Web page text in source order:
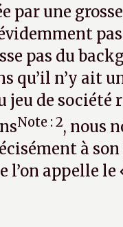
par une
pas du
qu’il n’y ait
jeu de société
Note : 2, nous
à son
l’on appelle le